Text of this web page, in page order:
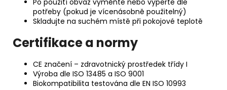
potřeby (pokud je vícenásobně použitelný)
Skladujte na suchém místě při pokojové teplotě
Certifikace a normy
CE značení – zdravotnický prostředek třídy I
Výroba dle ISO 13485 a ISO 9001
Biokompatibilita testována dle EN ISO 10993